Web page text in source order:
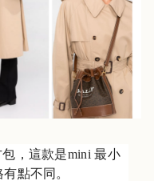
，這款是mini 最小
點不同。